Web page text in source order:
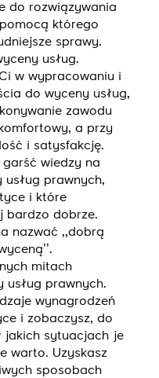
do rozwiązywania
którego
sprawy.
usług.
w wypracowaniu i
do wyceny usług,
zawodu
a przy
i satysfakcję.
wiedzy na
prawnych,
i które
bardzo dobrze.
nazwać ,,dobrą
mitach
usług prawnych.
wynagrodzeń
i zobaczysz, do
jakich sytuacjach je
warto. Uzyskasz
sposobach